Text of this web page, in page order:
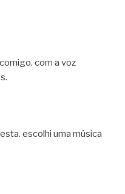
com a voz
escolhi uma música